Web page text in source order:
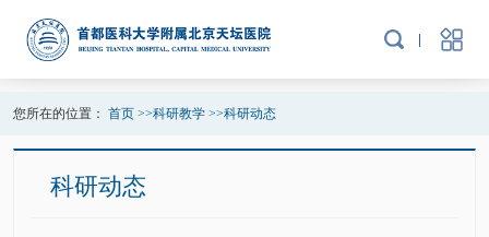
您所在的位置： 首页>>科研教学>>科研动态
科研动态